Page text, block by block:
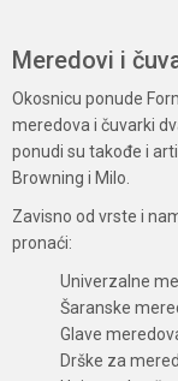
Meredovi i
Okosnicu ponude
meredova i čuvarki
ponudi su takođe i
Browning i Milo.
Zavisno od vrste i
pronaći:
Univerzalne
Šaranske
Glave
Drške za